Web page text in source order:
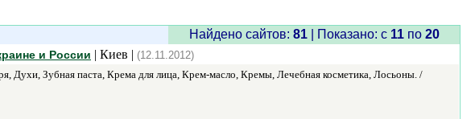
Найдено сайтов: 81| Показано: c 11по 20
и России | Киев | (12.11.2012)
Духи, Зубная паста, Крема для лица, Крем-масло, Кремы, Лечебная косметика, Лосьоны. /